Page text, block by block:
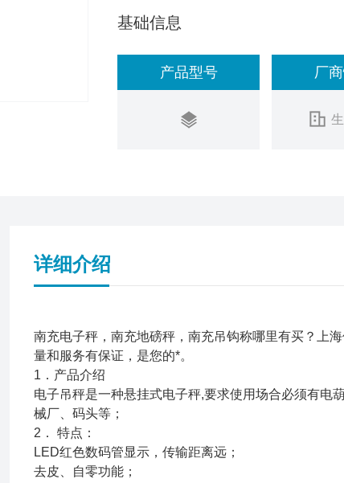
基础信息
产品型号 厂
详细介绍
南充电子秤，南充地磅秤，南充吊钩称哪里有买？上
量和服务有保证，是您的*。
1．产品介绍
电子吊秤是一种悬挂式电子秤,要求使用场合必须有电
械厂、码头等；
2． 特点：
LED红色数码管显示，传输距离远；
去皮、自零功能；